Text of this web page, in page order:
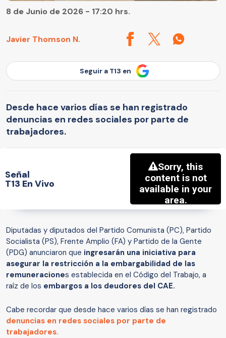
Javier Thomson N.
8 de Junio de 2026 - 17:20 hrs.
Seguir a T13 en
Desde hace varios días se han registrado
denuncias en redes sociales por parte de
trabajadores.
Señal
T13 En Vivo
Diputadas y diputados del Partido Comunista (PC), Partido
Socialista (PS), Frente Amplio (FA) y Partido de la Gente
(PDG) anunciaron que ingresarán una iniciativa para
asegurar la restricción a la embargabilidad de las
remuneraciones establecida en el Código del Trabajo, a
raíz de los embargos a los deudores del CAE.
Cabe recordar que desde hace varios días se han registrado
denuncias en redes sociales por parte de
trabajadores.